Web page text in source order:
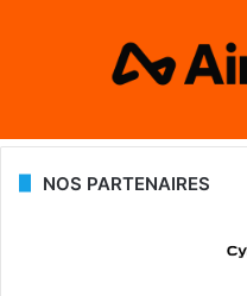
NOS PARTENAIRES